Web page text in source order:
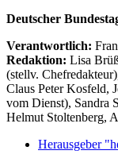
Deutscher
Verantwortlich:
Redaktion: Lisa
(stellv.
Claus Peter Kosfeld,
vom Dienst), Sandra
Helmut Stoltenberg,
Herausgeber